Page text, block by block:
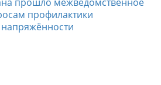
профилактики